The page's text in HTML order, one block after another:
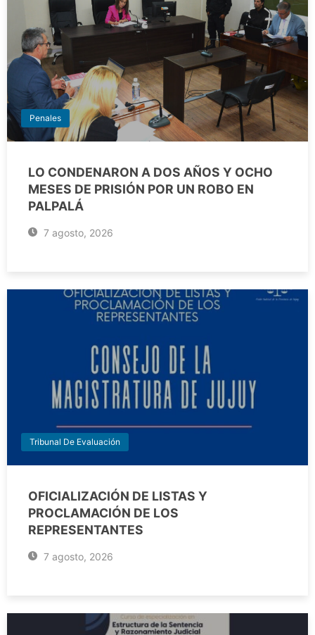
Penales
LO CONDENARON A DOS AÑOS Y OCHO
MESES DE PRISIÓN POR UN ROBO EN
PALPALÁ
7 agosto, 2026
Tribunal De Evaluación
OFICIALIZACIÓN DE LISTAS Y
PROCLAMACIÓN DE LOS
REPRESENTANTES
7 agosto, 2026